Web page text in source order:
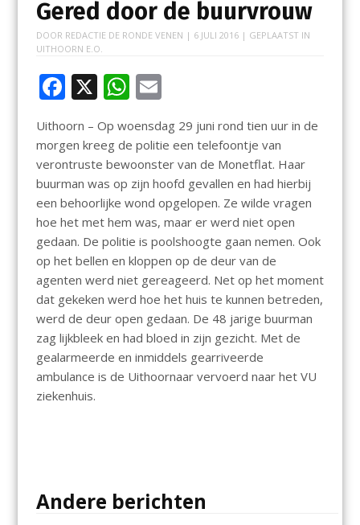
Gered door de buurvrouw
DOOR REDACTIE DE RONDE VENEN | 6 JULI 2016| GEPLAATST IN
UITHOORN E.O.
F
e
b
o
o
k
X W
at
s
A
p
p
E
ai
l
Uithoorn – Op woensdag 29 juni rond tien uur in de
morgen kreeg de politie een telefoontje van
verontruste bewoonster van de Monetflat. Haar
buurman was op zijn hoofd gevallen en had hierbij
een behoorlijke wond opgelopen. Ze wilde vragen
hoe het met hem was, maar er werd niet open
gedaan. De politie is poolshoogte gaan nemen. Ook
op het bellen en kloppen op de deur van de
agenten werd niet gereageerd. Net op het moment
dat gekeken werd hoe het huis te kunnen betreden,
werd de deur open gedaan. De 48 jarige buurman
zag lijkbleek en had bloed in zijn gezicht. Met de
gealarmeerde en inmiddels gearriveerde
ambulance is de Uithoornaar vervoerd naar het VU
ziekenhuis.
Andere berichten